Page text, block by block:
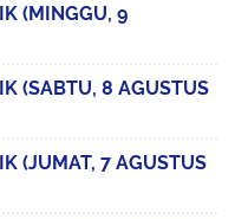
(MINGGU, 9
(SABTU, 8 AGUSTUS
(JUMAT, 7 AGUSTUS